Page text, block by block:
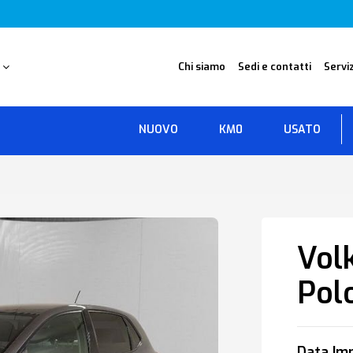
Chi siamo Sedi e contatti
NUOVO KM0 USATO